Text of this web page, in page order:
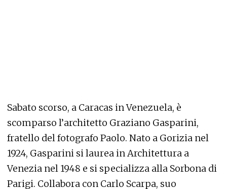
Sabato scorso, a Caracas in Venezuela, è
scomparso l’architetto Graziano Gasparini,
fratello del fotografo Paolo. Nato a Gorizia nel
1924, Gasparini si laurea in Architettura a
Venezia nel 1948 e si specializza alla Sorbona di
Parigi. Collabora con Carlo Scarpa, suo